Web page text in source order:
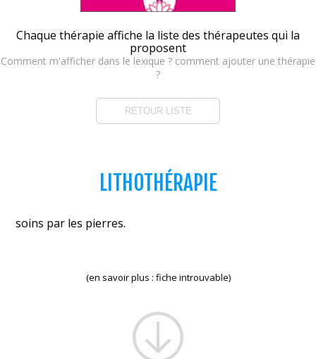
Chaque thérapie affiche la liste des thérapeutes qui la
proposent
Comment m'afficher dans le lexique ? comment ajouter une thérapie
?
RETOUR LISTE
LITHOTHÉRAPIE
soins par les pierres.
(en savoir plus : fiche introuvable)